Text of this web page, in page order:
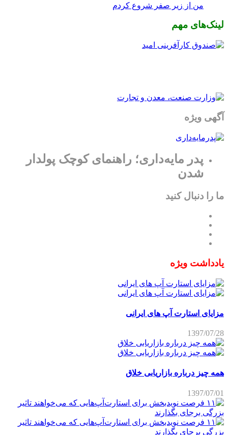
من از زیر صفر شروع کردم
لینک‌های مهم
آگهی ویژه
پدر مایه‌داری؛ راهنمای کوچک پولدار
شدن
ما را دنبال کنید
یادداشت ویژه
مزایای استارت آپ های ایرانی
1397/07/28
همه چیز درباره بازاریابی خلاق
1397/07/01